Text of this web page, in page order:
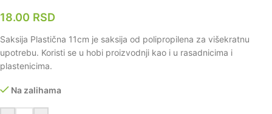
18.00 RSD
Saksija Plastična 11cm je saksija od polipropilena za višekratnu
upotrebu. Koristi se u hobi proizvodnji kao i u rasadnicima i
plastenicima.
Na zalihama